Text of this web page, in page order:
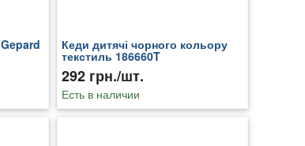
Кеди дитячі чорного кольору
текстиль 186660T
292 грн./шт.
Есть в наличии